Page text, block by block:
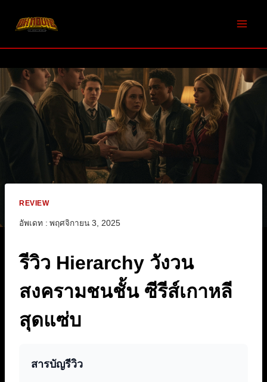
REVIEW
อัพเดท : พฤศจิกายน 3, 2025
รีวิว Hierarchy วังวน
สงครามชนชั้น ซีรีส์เกาหลี
สุดแซ่บ
สารบัญรีวิว